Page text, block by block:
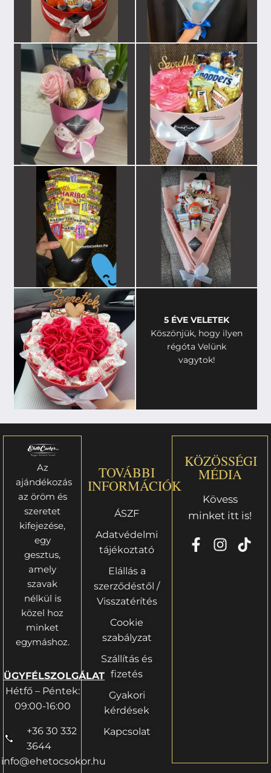
5 ÉVE VELETEK
Köszönjük, hogy ilyen
régóta Velünk
vagytok!
Az
ajándékozás
az öröm és
szeretet
kifejezése,
egy
gesztus,
amely
szavak
nélkül is
közel hoz
minket
egymáshoz.
ÜGYFÉLSZOLGÁLAT
Hétfő – Péntek:
09:00-16:00
+36 30 332
3644
info@ehetocsokor.hu
TOVÁBBI
INFORMÁCIÓK
ÁSZF
Adatvédelmi
tájékoztató
Elállás a
szerződéstől /
Visszatérítés
Cookie
szabályzat
Szállítás és
fizetés
Gyakori
kérdések
Kapcsolat
KÖZÖSSÉGI
MÉDIA
Kövess
minket itt is!